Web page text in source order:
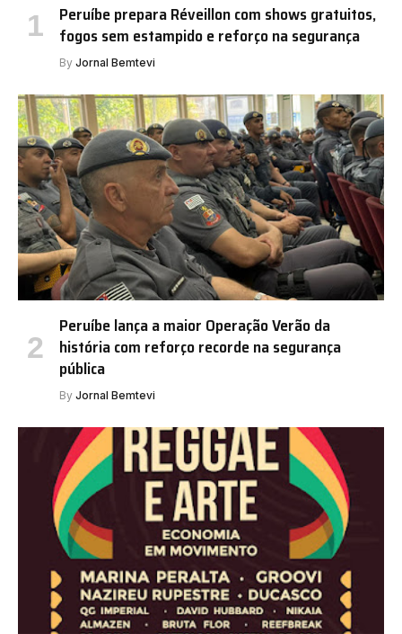
Peruíbe prepara Réveillon com shows gratuitos,
fogos sem estampido e reforço na segurança
By Jornal Bemtevi
Peruíbe lança a maior Operação Verão da
história com reforço recorde na segurança
pública
By Jornal Bemtevi